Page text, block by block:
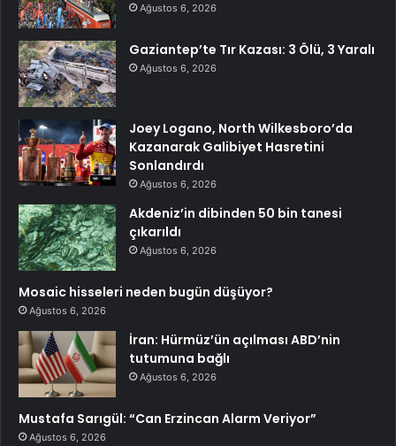
Ağustos 6, 2026
Gaziantep’te Tır Kazası: 3 Ölü, 3 Yaralı
Ağustos 6, 2026
Joey Logano, North Wilkesboro’da
Kazanarak Galibiyet Hasretini
Sonlandırdı
Ağustos 6, 2026
Akdeniz’in dibinden 50 bin tanesi
çıkarıldı
Ağustos 6, 2026
Mosaic hisseleri neden bugün düşüyor?
Ağustos 6, 2026
İran: Hürmüz’ün açılması ABD’nin
tutumuna bağlı
Ağustos 6, 2026
Mustafa Sarıgül: “Can Erzincan Alarm Veriyor”
Ağustos 6, 2026